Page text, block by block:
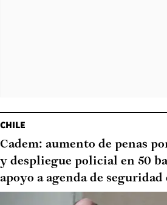
CHILE
Cadem: aumento de penas
y despliegue policial en 50
apoyo a agenda de seguridad